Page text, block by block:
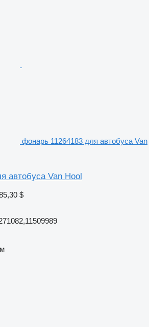
фонарь 11264183 для автобуса Van
автобуса Van Hool
$